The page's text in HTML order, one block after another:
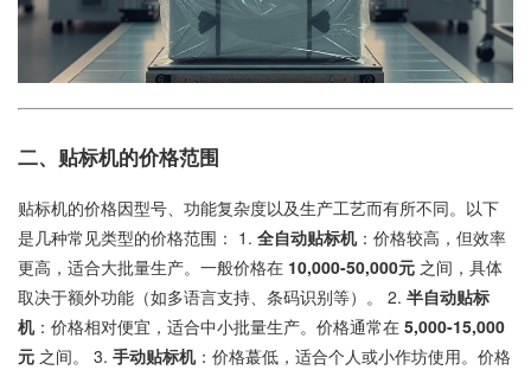
二、贴标机的价格范围
贴标机的价格因型号、功能复杂度以及生产工艺而有所不同。以下
是几种常见类型的价格范围： 1. 全自动贴标机：价格较高，但效率
更高，适合大批量生产。一般价格在 10,000-50,000元 之间，具体
取决于额外功能（如多语言支持、条码识别等）。 2. 半自动贴标
机：价格相对便宜，适合中小批量生产。价格通常在 5,000-15,000
元 之间。 3. 手动贴标机：价格蕞低，适合个人或小作坊使用。价格